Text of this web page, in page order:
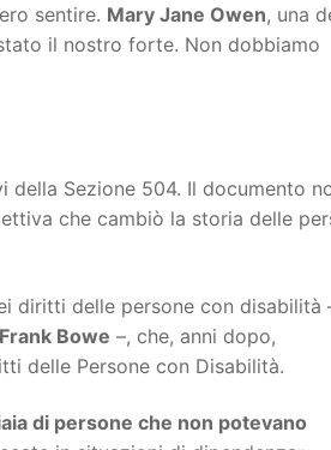
sentire. Mary Jane Owen, una
il nostro forte. Non dobbiamo
Sezione 504. Il documento
che cambiò la storia delle
diritti delle persone con disabilità
Frank Bowe –, che, anni dopo,
delle Persone con Disabilità.
di persone che non potevano